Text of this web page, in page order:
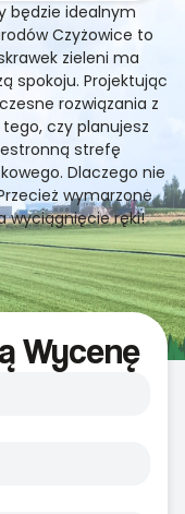
będzie idealnym
Czyżowice to
zieleni ma
spokoju. Projektując
rozwiązania z
czy planujesz
strefę
Dlaczego nie
wymarzone
wyciągnięcie ręki!
Wycenę